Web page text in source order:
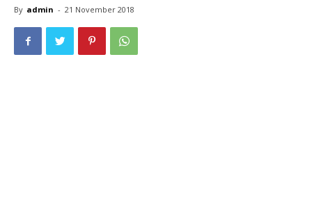
By admin - 21 November 2018